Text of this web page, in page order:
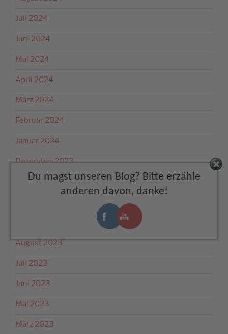
Juli 2024
Juni 2024
Mai 2024
April 2024
März 2024
Februar 2024
Januar 2024
Dezember 2023
November 2023
August 2023
Juli 2023
Juni 2023
Mai 2023
März 2023
Du magst unseren Blog? Bitte erzähle
anderen davon, danke!